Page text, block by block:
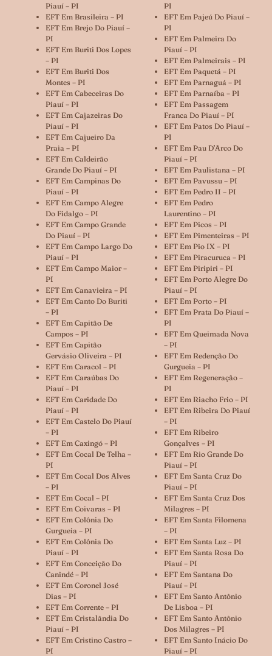
Piauí – PI
EFT Em Brasileira – PI
EFT Em Brejo Do Piauí –
PI
EFT Em Buriti Dos Lopes
– PI
EFT Em Buriti Dos
Montes – PI
EFT Em Cabeceiras Do
Piauí – PI
EFT Em Cajazeiras Do
Piauí – PI
EFT Em Cajueiro Da
Praia – PI
EFT Em Caldeirão
Grande Do Piauí – PI
EFT Em Campinas Do
Piauí – PI
EFT Em Campo Alegre
Do Fidalgo – PI
EFT Em Campo Grande
Do Piauí – PI
EFT Em Campo Largo Do
Piauí – PI
EFT Em Campo Maior –
PI
EFT Em Canavieira – PI
EFT Em Canto Do Buriti
– PI
EFT Em Capitão De
Campos – PI
EFT Em Capitão
Gervásio Oliveira – PI
EFT Em Caracol – PI
EFT Em Caraúbas Do
Piauí – PI
EFT Em Caridade Do
Piauí – PI
EFT Em Castelo Do Piauí
– PI
EFT Em Caxingó – PI
EFT Em Cocal De Telha –
PI
EFT Em Cocal Dos Alves
– PI
EFT Em Cocal – PI
EFT Em Coivaras – PI
EFT Em Colônia Do
Gurgueia – PI
EFT Em Colônia Do
Piauí – PI
EFT Em Conceição Do
Canindé – PI
EFT Em Coronel José
Dias – PI
EFT Em Corrente – PI
EFT Em Cristalândia Do
Piauí – PI
EFT Em Cristino Castro –
PI
PI
EFT Em Pajeú Do Piauí –
PI
EFT Em Palmeira Do
Piauí – PI
EFT Em Palmeirais – PI
EFT Em Paquetá – PI
EFT Em Parnaguá – PI
EFT Em Parnaíba – PI
EFT Em Passagem
Franca Do Piauí – PI
EFT Em Patos Do Piauí –
PI
EFT Em Pau D’Arco Do
Piauí – PI
EFT Em Paulistana – PI
EFT Em Pavussu – PI
EFT Em Pedro II – PI
EFT Em Pedro
Laurentino – PI
EFT Em Picos – PI
EFT Em Pimenteiras – PI
EFT Em Pio IX – PI
EFT Em Piracuruca – PI
EFT Em Piripiri – PI
EFT Em Porto Alegre Do
Piauí – PI
EFT Em Porto – PI
EFT Em Prata Do Piauí –
PI
EFT Em Queimada Nova
– PI
EFT Em Redenção Do
Gurgueia – PI
EFT Em Regeneração –
PI
EFT Em Riacho Frio – PI
EFT Em Ribeira Do Piauí
– PI
EFT Em Ribeiro
Gonçalves – PI
EFT Em Rio Grande Do
Piauí – PI
EFT Em Santa Cruz Do
Piauí – PI
EFT Em Santa Cruz Dos
Milagres – PI
EFT Em Santa Filomena
– PI
EFT Em Santa Luz – PI
EFT Em Santa Rosa Do
Piauí – PI
EFT Em Santana Do
Piauí – PI
EFT Em Santo Antônio
De Lisboa – PI
EFT Em Santo Antônio
Dos Milagres – PI
EFT Em Santo Inácio Do
Piauí – PI